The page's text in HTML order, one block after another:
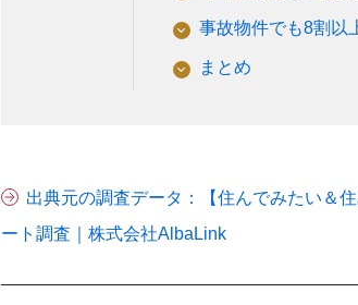
事故物件でも8割以
まとめ
出典元の調査データ：【住んでみたい＆
ート調査｜株式会社AlbaLink